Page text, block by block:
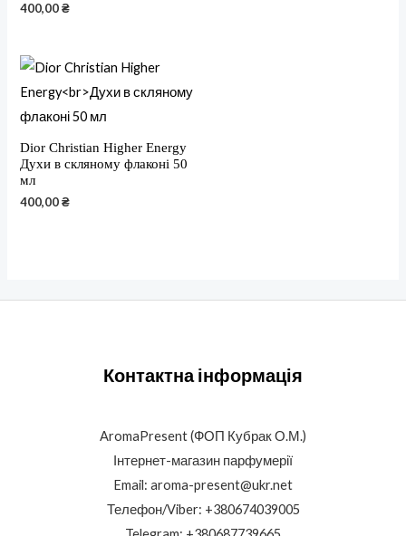
400,00₴
Dior Christian Higher Energy
Духи в скляному флаконі 50
мл
400,00₴
Контактна інформація
AromaPresent (ФОП Кубрак О.М.)
Інтернет-магазин парфумерії
Email: aroma-present@ukr.net
Телефон/Viber: +380674039005